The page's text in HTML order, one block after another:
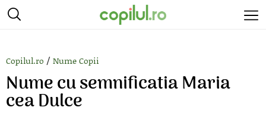
Copilul.ro / Nume Copii
Nume cu semnificatia Maria
cea Dulce